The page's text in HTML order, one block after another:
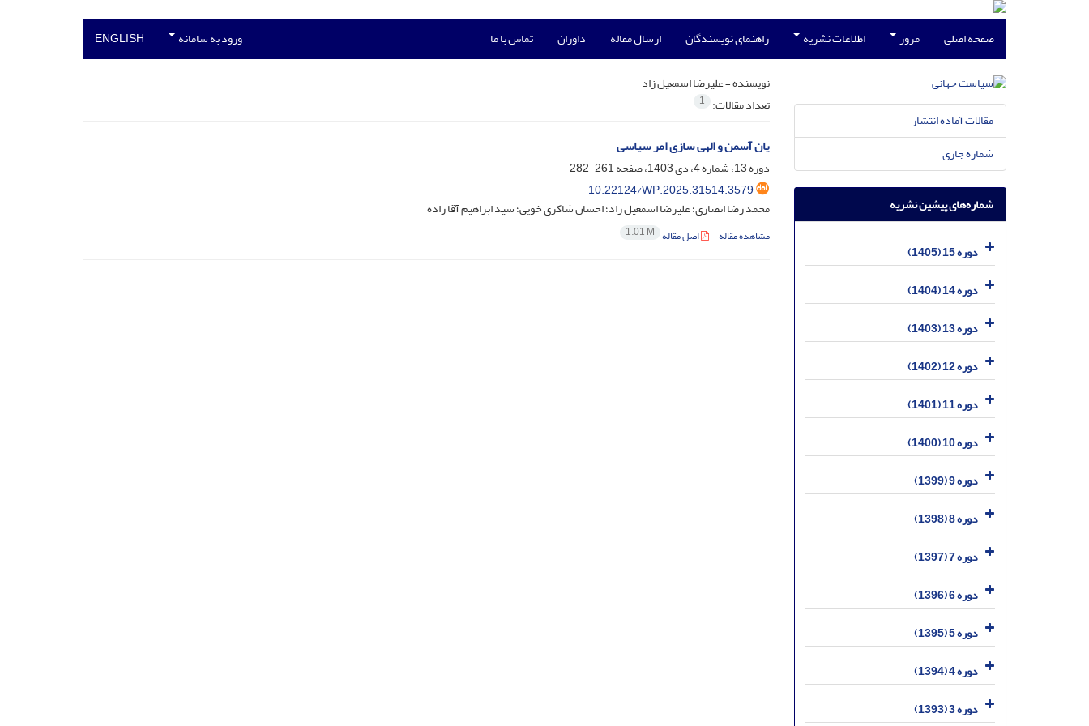
صفحه اصلی مرور اطلاعات نشریه راهنمای نویسندگان ارسال مقاله داوران تماس با ما ورود به سامانه ENGLISH
نویسنده =علیرضا اسمعیل زاد
تعداد مقالات: 1
یان آسمن و الهی سازی امر سیاسی
دوره 13، شماره 4، دی 1403، صفحه
261-282
10.22124/WP.2025.31514.3579
محمد رضا انصاری؛ علیرضا اسمعیل زاد؛ احسان شاکری خویی؛ سید ابراهیم آقا زاده
مشاهده مقاله اصل مقاله 1.01 M
مقالات آماده انتشار
شماره جاری
شماره‌های پیشین نشریه
دوره 15 (1405)
دوره 14 (1404)
دوره 13 (1403)
دوره 12 (1402)
دوره 11 (1401)
دوره 10 (1400)
دوره 9 (1399)
دوره 8 (1398)
دوره 7 (1397)
دوره 6 (1396)
دوره 5 (1395)
دوره 4 (1394)
دوره 3 (1393)